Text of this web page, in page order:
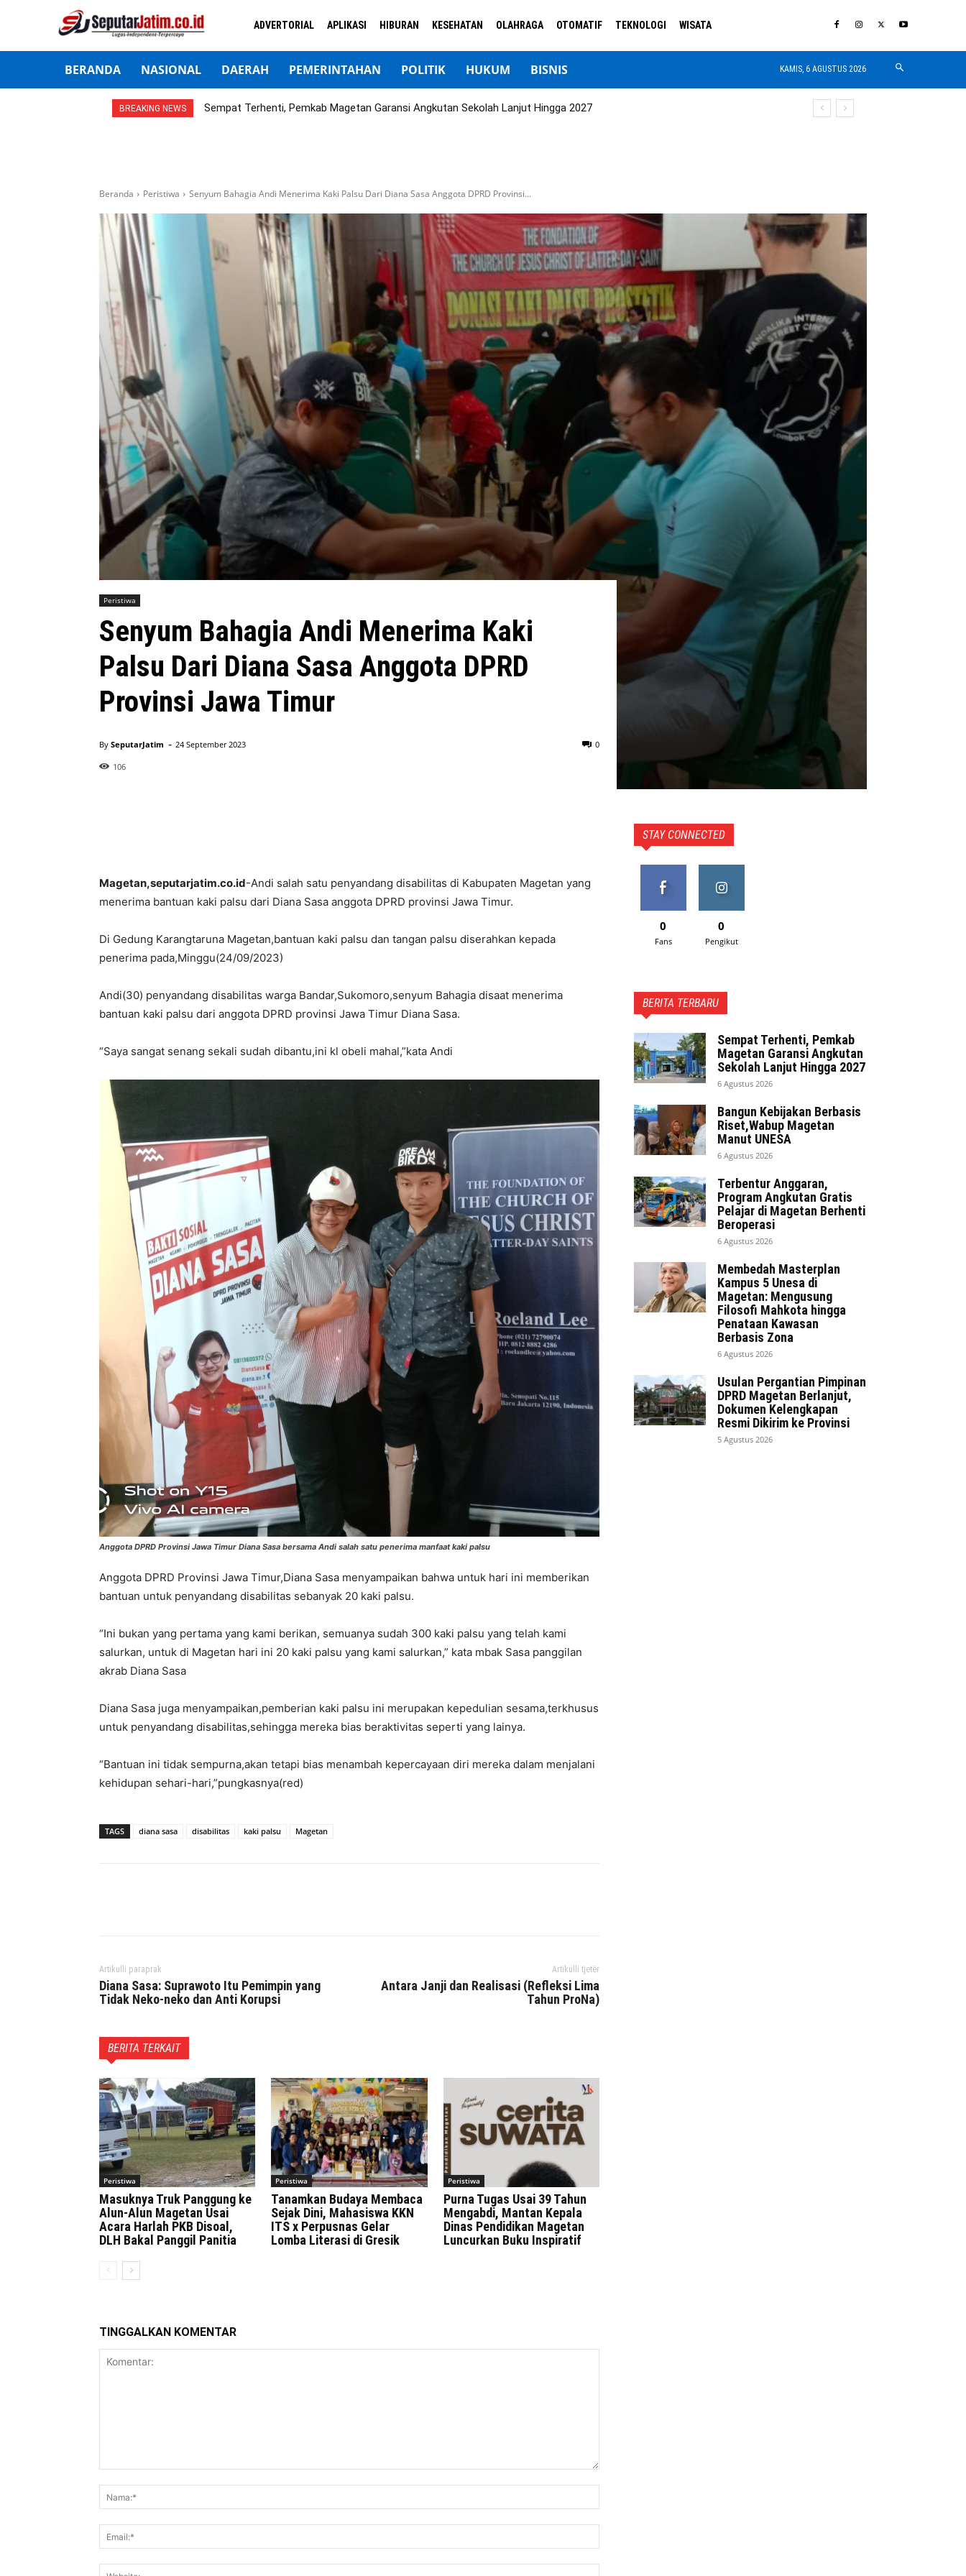
ADVERTORIAL APLIKASI HIBURAN KESEHATAN OLAHRAGA OTOMATIF TEKNOLOGI WISATA
BERANDA NASIONAL DAERAH PEMERINTAHAN POLITIK HUKUM BISNIS KAMIS, 6 AGUSTUS 2026
BREAKING NEWS Sempat Terhenti, Pemkab Magetan Garansi Angkutan Sekolah Lanjut Hingga 2027
Beranda Peristiwa Senyum Bahagia Andi Menerima Kaki Palsu Dari Diana Sasa Anggota DPRD Provinsi...
Peristiwa
Senyum Bahagia Andi Menerima Kaki
Palsu Dari Diana Sasa Anggota DPRD
Provinsi Jawa Timur
By SeputarJatim - 0
24 September 2023
106
Magetan,seputarjatim.co.id-Andi salah satu penyandang disabilitas di Kabupaten Magetan yang
menerima bantuan kaki palsu dari Diana Sasa anggota DPRD provinsi Jawa Timur.
Di Gedung Karangtaruna Magetan,bantuan kaki palsu dan tangan palsu diserahkan kepada
penerima pada,Minggu(24/09/2023)
Andi(30) penyandang disabilitas warga Bandar,Sukomoro,senyum Bahagia disaat menerima
bantuan kaki palsu dari anggota DPRD provinsi Jawa Timur Diana Sasa.
“Saya sangat senang sekali sudah dibantu,ini kl obeli mahal,”kata Andi
Anggota DPRD Provinsi Jawa Timur Diana Sasa bersama Andi salah satu penerima manfaat kaki palsu
Anggota DPRD Provinsi Jawa Timur,Diana Sasa menyampaikan bahwa untuk hari ini memberikan
bantuan untuk penyandang disabilitas sebanyak 20 kaki palsu.
“Ini bukan yang pertama yang kami berikan, semuanya sudah 300 kaki palsu yang telah kami
salurkan, untuk di Magetan hari ini 20 kaki palsu yang kami salurkan,” kata mbak Sasa panggilan
akrab Diana Sasa
Diana Sasa juga menyampaikan,pemberian kaki palsu ini merupakan kepedulian sesama,terkhusus
untuk penyandang disabilitas,sehingga mereka bias beraktivitas seperti yang lainya.
“Bantuan ini tidak sempurna,akan tetapi bias menambah kepercayaan diri mereka dalam menjalani
kehidupan sehari-hari,”pungkasnya(red)
TAGS diana sasa disabilitas kaki palsu Magetan
Artikulli paraprak
Diana Sasa: Suprawoto Itu Pemimpin yang
Tidak Neko-neko dan Anti Korupsi
Artikulli tjetër
Antara Janji dan Realisasi (Refleksi Lima
Tahun ProNa)
BERITA TERKAIT
Peristiwa
Masuknya Truk Panggung ke
Alun-Alun Magetan Usai
Acara Harlah PKB Disoal,
DLH Bakal Panggil Panitia
Peristiwa
Tanamkan Budaya Membaca
Sejak Dini, Mahasiswa KKN
ITS x Perpusnas Gelar
Lomba Literasi di Gresik
Peristiwa
Purna Tugas Usai 39 Tahun
Mengabdi, Mantan Kepala
Dinas Pendidikan Magetan
Luncurkan Buku Inspiratif
TINGGALKAN KOMENTAR
STAY CONNECTED
0
Fans
0
Pengikut
BERITA TERBARU
Sempat Terhenti, Pemkab
Magetan Garansi Angkutan
Sekolah Lanjut Hingga 2027
6 Agustus 2026
Bangun Kebijakan Berbasis
Riset,Wabup Magetan
Manut UNESA
6 Agustus 2026
Terbentur Anggaran,
Program Angkutan Gratis
Pelajar di Magetan Berhenti
Beroperasi
6 Agustus 2026
Membedah Masterplan
Kampus 5 Unesa di
Magetan: Mengusung
Filosofi Mahkota hingga
Penataan Kawasan
Berbasis Zona
6 Agustus 2026
Usulan Pergantian Pimpinan
DPRD Magetan Berlanjut,
Dokumen Kelengkapan
Resmi Dikirim ke Provinsi
5 Agustus 2026